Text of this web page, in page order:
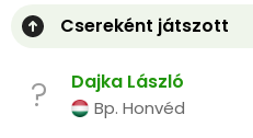
Csereként játszott
? Dajka László
Bp. Honvéd